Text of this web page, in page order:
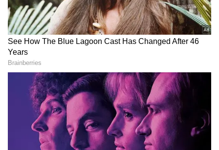
Ayodhya Ram temple
இதற்காக அயோத்தி ரயில் நிலையத்தில்
மறுசீரமைப்புப் பணிகள் 104.77 கோடி ரூபாய்
மதிப்பீட்டில் மேற்கொள்ளப்படும். இந்த
ரயில் நிலைய கட்டிடத்தை இந்திய
ரயில்வேயின் கீழ் இயங்கும் நிறுவனமான